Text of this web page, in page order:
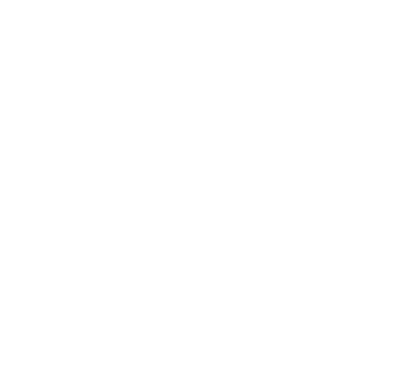
El-spejle, Elruder for, Fartpilot,
via bluetooth, Navigation, og bakkamera,
Touchskærm m., Trådløs
airbag, Selealarm
af bilens funktioner
Mandal Alle 15, 5500 Middelfart 🚗 Via Biler